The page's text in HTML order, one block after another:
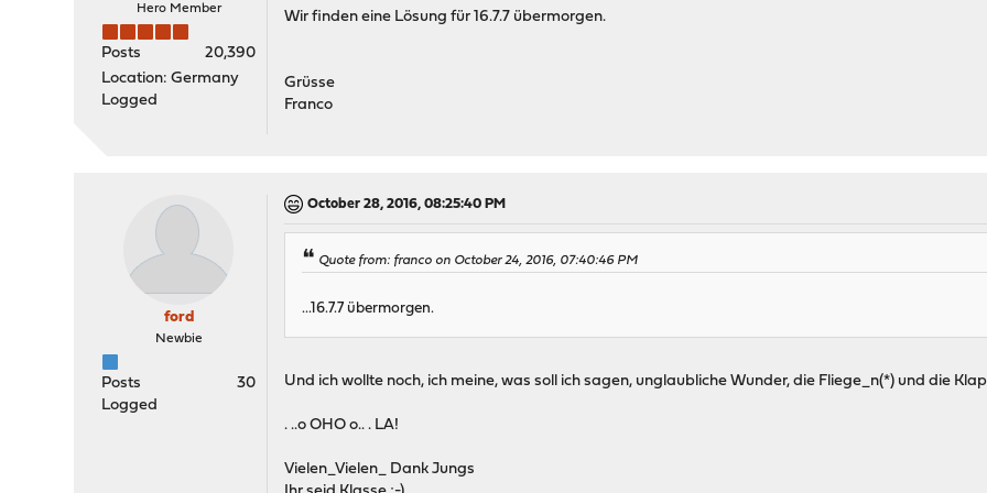
Hero Member
Posts
20,390
Location: Germany
Logged
Wir finden eine Lösung für 16.7.7 übermorgen.
Grüsse
Franco
ford
Newbie
Posts
30
Logged
October 28, 2016, 08:25:40 PM
Quote from: franco on October 24, 2016, 07:40:46 PM
...16.7.7 übermorgen.
Und ich wollte noch, ich meine, was soll ich sagen, unglaubliche Wunder, die Fliege_n(*) und die
. ..o OHO o.. . LA!
Vielen_Vielen_ Dank Jungs